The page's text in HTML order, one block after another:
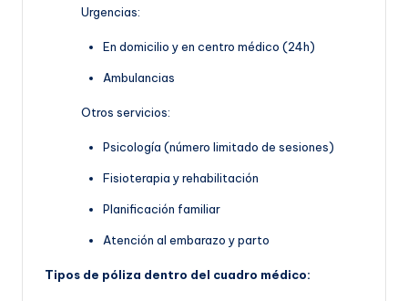
Urgencias:
En domicilio y en centro médico (24h)
Ambulancias
Otros servicios:
Psicología (número limitado de sesiones)
Fisioterapia y rehabilitación
Planificación familiar
Atención al embarazo y parto
Tipos de póliza dentro del cuadro médico: